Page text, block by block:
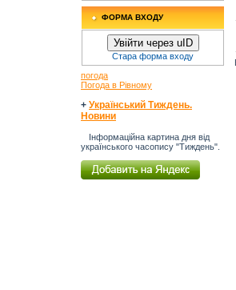
ФОРМА ВХОДУ
Увійти через uID
Стара форма входу
погода
Погода в Рівному
+ Український Тиждень.
Новини
Інформаційна картина дня від
українського часопису "Тиждень".